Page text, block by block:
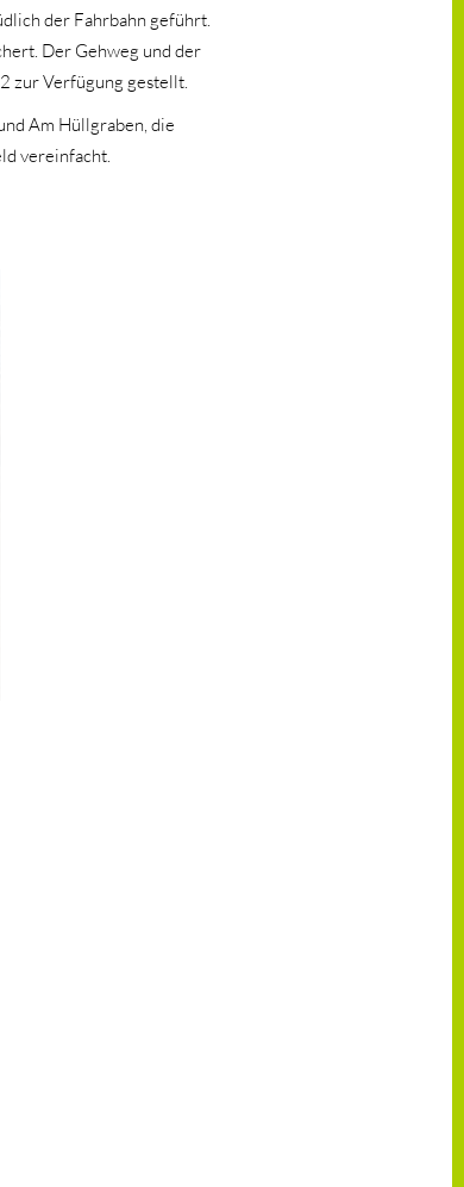
der Fahrbahn geführt.
Der Gehweg und der
zur Verfügung gestellt.
Am Hüllgraben, die
vereinfacht.